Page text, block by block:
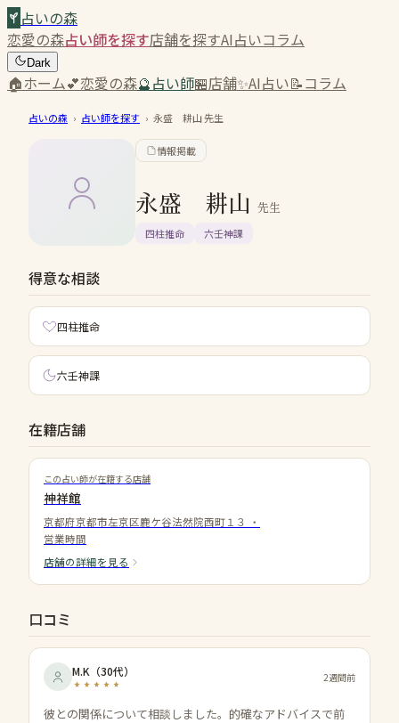
占いの森
恋愛の森占い師を探す店舗を探すAI占いコラム
Dark
🏠ホーム💕恋愛の森🔮占い師🏪店舗✨AI占い📝コラム
占いの森 › 占い師を探す › 永盛 耕山先生
情報掲載
永盛 耕山 先生
四柱推命 六壬神課
得意な相談
四柱推命
六壬神課
在籍店舗
この占い師が在籍する店舗
神祥館
京都府京都市左京区鹿ケ谷法然院西町１３
・
営業時間
店舗の詳細を見る
口コミ
M.K （30代） 2週間前
彼との関係について相談しました。的確なアドバイスで前